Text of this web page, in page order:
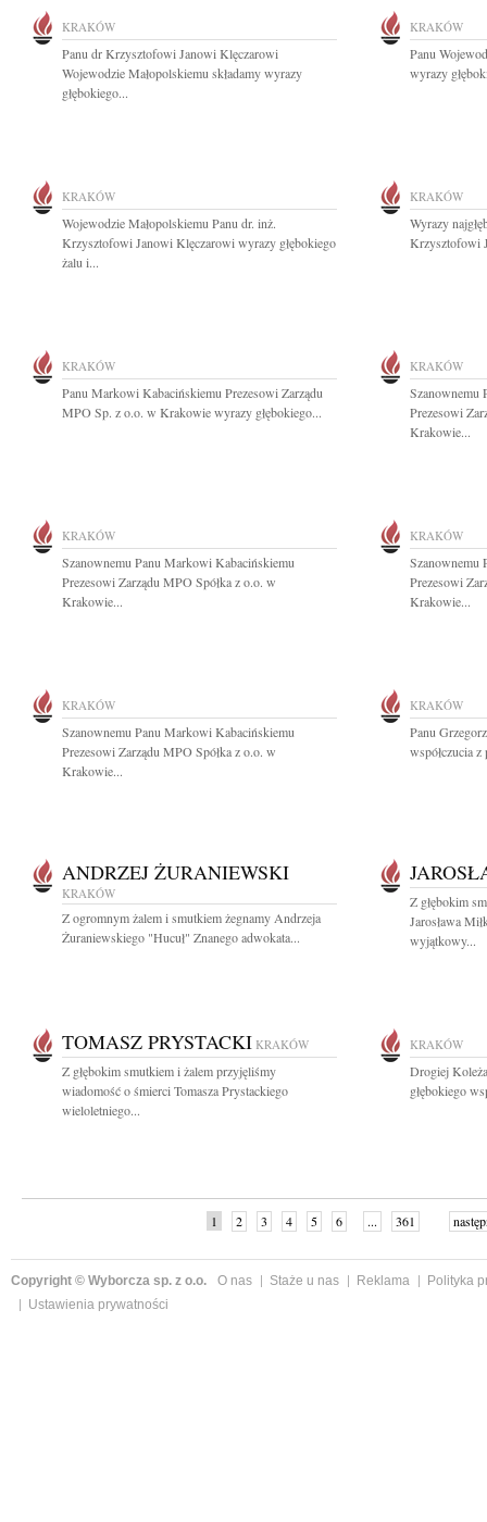
KRAKÓW
Panu dr Krzysztofowi Janowi Klęczarowi
Wojewodzie Małopolskiemu składamy wyrazy
głębokiego...
KRAKÓW
Panu
wyrazy
KRAKÓW
Wojewodzie Małopolskiemu Panu dr. inż.
Krzysztofowi Janowi Klęczarowi wyrazy głębokiego
żalu i...
KRAKÓW
Wyrazy
Krzysztofowi
KRAKÓW
Panu Markowi Kabacińskiemu Prezesowi Zarządu
MPO Sp. z o.o. w Krakowie wyrazy głębokiego...
KRAKÓW
Szanownemu
Prezesowi
Krakowie...
KRAKÓW
Szanownemu Panu Markowi Kabacińskiemu
Prezesowi Zarządu MPO Spółka z o.o. w
Krakowie...
KRAKÓW
Szanownemu
Prezesowi
Krakowie...
KRAKÓW
Szanownemu Panu Markowi Kabacińskiemu
Prezesowi Zarządu MPO Spółka z o.o. w
Krakowie...
KRAKÓW
Panu
współczucia
ANDRZEJ ŻURANIEWSKI
KRAKÓW
Z ogromnym żalem i smutkiem żegnamy Andrzeja
Żuraniewskiego "Hucuł" Znanego adwokata...
Z głębokim
Jarosława
wyjątkowy...
TOMASZ PRYSTACKI KRAKÓW
Z głębokim smutkiem i żalem przyjęliśmy
wiadomość o śmierci Tomasza Prystackiego
wieloletniego...
KRAKÓW
Drogiej
głębokiego
1 2 3 4 5 6 ... 361
Copyright © Wyborcza sp. z o.o. O nas Staże u nas Reklama
Polityka
Ustawienia prywatności